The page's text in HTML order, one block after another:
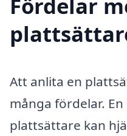
Att anlita en
många fördelar.
plattsättare kan